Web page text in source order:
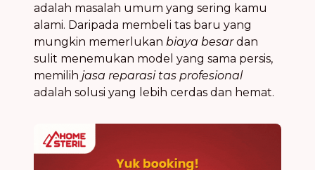
adalah masalah umum yang sering kamu
alami. Daripada membeli tas baru yang
mungkin memerlukan biaya besardan
sulit menemukan model yang sama persis,
memilih jasa reparasi tas profesional
adalah solusi yang lebih cerdas dan hemat.